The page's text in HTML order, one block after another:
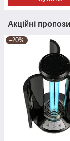
Акційні
–20%